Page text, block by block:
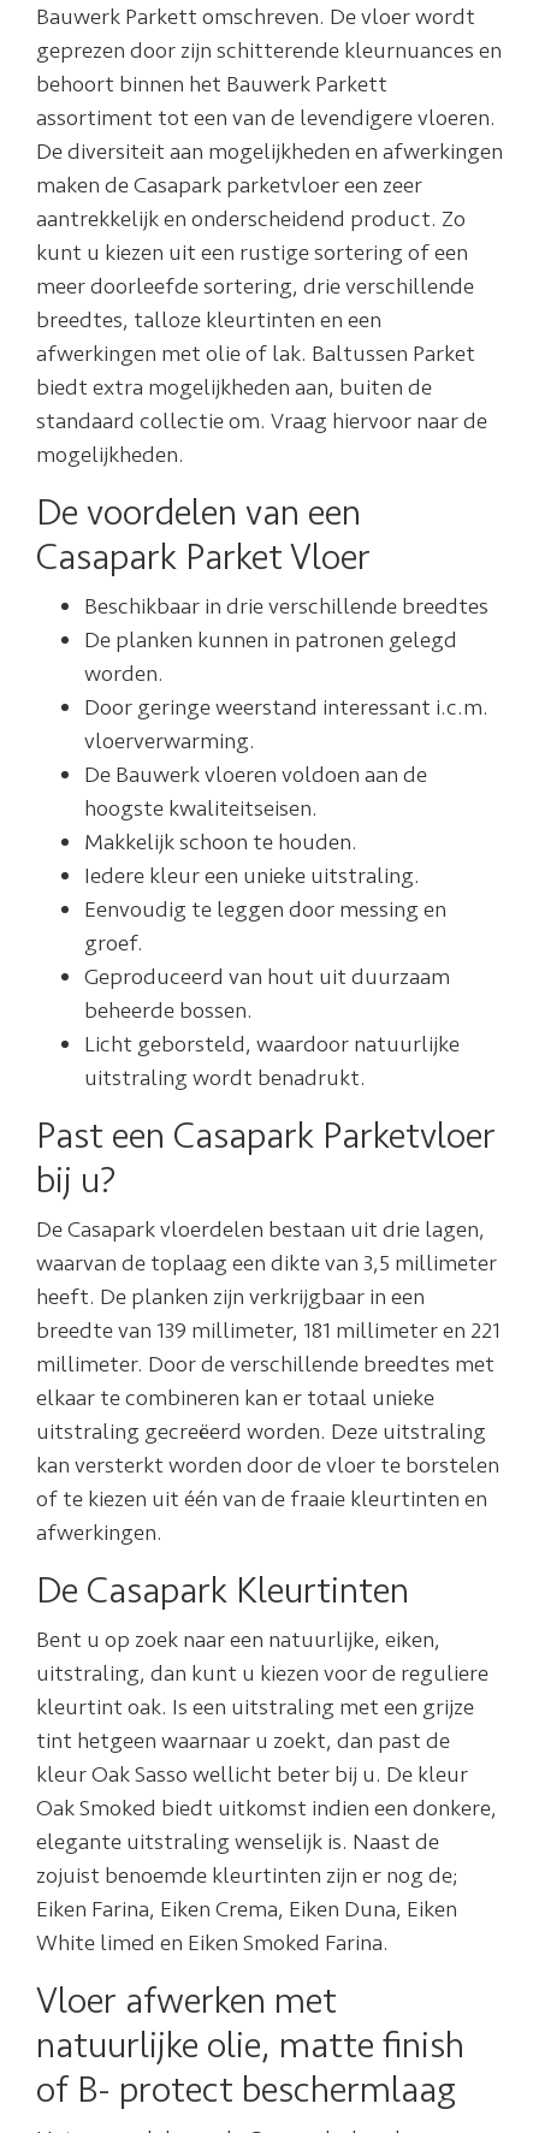
Bauwerk Parkett omschreven. De vloer wordt
geprezen door zijn schitterende kleurnuances en
behoort binnen het Bauwerk Parkett
assortiment tot een van de levendigere vloeren.
De diversiteit aan mogelijkheden en afwerkingen
maken de Casapark parketvloer een zeer
aantrekkelijk en onderscheidend product. Zo
kunt u kiezen uit een rustige sortering of een
meer doorleefde sortering, drie verschillende
breedtes, talloze kleurtinten en een
afwerkingen met olie of lak. Baltussen Parket
biedt extra mogelijkheden aan, buiten de
standaard collectie om. Vraag hiervoor naar de
mogelijkheden.
De voordelen van een
Casapark Parket Vloer
Beschikbaar in drie verschillende breedtes
De planken kunnen in patronen gelegd
worden.
Door geringe weerstand interessant i.c.m.
vloerverwarming.
De Bauwerk vloeren voldoen aan de
hoogste kwaliteitseisen.
Makkelijk schoon te houden.
Iedere kleur een unieke uitstraling.
Eenvoudig te leggen door messing en
groef.
Geproduceerd van hout uit duurzaam
beheerde bossen.
Licht geborsteld, waardoor natuurlijke
uitstraling wordt benadrukt.
Past een Casapark Parketvloer
bij u?
De Casapark vloerdelen bestaan uit drie lagen,
waarvan de toplaag een dikte van 3,5 millimeter
heeft. De planken zijn verkrijgbaar in een
breedte van 139 millimeter, 181 millimeter en 221
millimeter. Door de verschillende breedtes met
elkaar te combineren kan er totaal unieke
uitstraling gecreëerd worden. Deze uitstraling
kan versterkt worden door de vloer te borstelen
of te kiezen uit één van de fraaie kleurtinten en
afwerkingen.
De Casapark Kleurtinten
Bent u op zoek naar een natuurlijke, eiken,
uitstraling, dan kunt u kiezen voor de reguliere
kleurtint oak. Is een uitstraling met een grijze
tint hetgeen waarnaar u zoekt, dan past de
kleur Oak Sasso wellicht beter bij u. De kleur
Oak Smoked biedt uitkomst indien een donkere,
elegante uitstraling wenselijk is. Naast de
zojuist benoemde kleurtinten zijn er nog de;
Eiken Farina, Eiken Crema, Eiken Duna, Eiken
White limed en Eiken Smoked Farina.
Vloer afwerken met
natuurlijke olie, matte finish
of B- protect beschermlaag